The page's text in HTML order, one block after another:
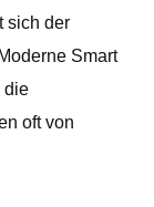
sich der
Smart
die
oft von